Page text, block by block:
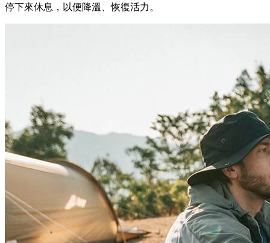
停下來休息，以便降溫、恢復活力。